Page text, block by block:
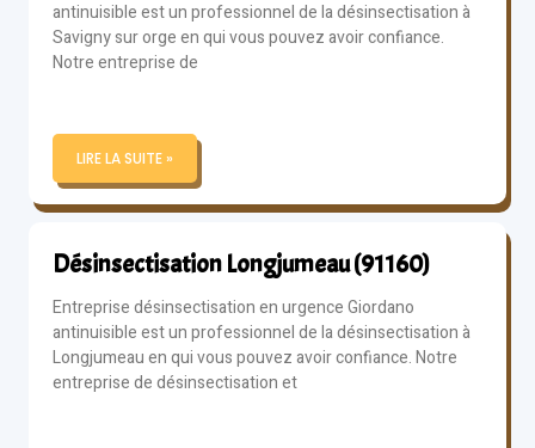
antinuisible est un professionnel de la désinsectisation à
Savigny sur orge en qui vous pouvez avoir confiance.
Notre entreprise de
LIRE LA SUITE »
Désinsectisation Longjumeau (91160)
Entreprise désinsectisation en urgence Giordano
antinuisible est un professionnel de la désinsectisation à
Longjumeau en qui vous pouvez avoir confiance. Notre
entreprise de désinsectisation et